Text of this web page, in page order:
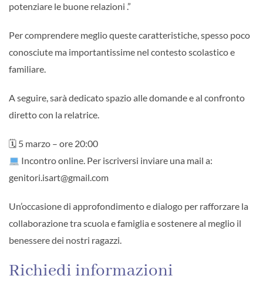
potenziare le buone relazioni .”
Per comprendere meglio queste caratteristiche, spesso poco
conosciute ma importantissime nel contesto scolastico e
familiare.
A seguire, sarà dedicato spazio alle domande e al confronto
diretto con la relatrice.
🗓 5 marzo – ore 20:00
Incontro online. Per iscriversi inviare una mail a:
genitori.isart@gmail.com
Un’occasione di approfondimento e dialogo per rafforzare la
collaborazione tra scuola e famiglia e sostenere al meglio il
benessere dei nostri ragazzi.
Richiedi informazioni